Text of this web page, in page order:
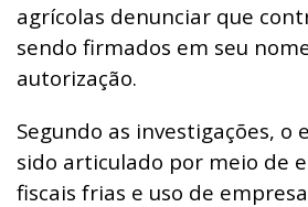
agrícolas denunciar que
sendo firmados em seu
autorização.
Segundo as investigações, o
sido articulado por meio de
fiscais frias e uso de